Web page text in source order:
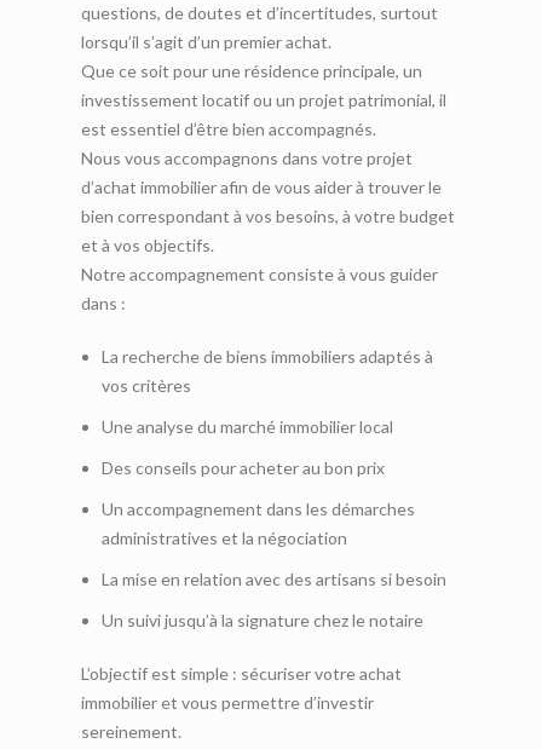
questions, de doutes et d’incertitudes, surtout
lorsqu’il s’agit d’un premier achat.
Que ce soit pour une résidence principale, un
investissement locatif ou un projet patrimonial, il
est essentiel d’être bien accompagnés.
Nous vous accompagnons dans votre projet
d’achat immobilier afin de vous aider à trouver le
bien correspondant à vos besoins, à votre budget
et à vos objectifs.
Notre accompagnement consiste à vous guider
dans :
La recherche de biens immobiliers adaptés à
vos critères
Une analyse du marché immobilier local
Des conseils pour acheter au bon prix
Un accompagnement dans les démarches
administratives et la négociation
La mise en relation avec des artisans si besoin
Un suivi jusqu’à la signature chez le notaire
L’objectif est simple : sécuriser votre achat
immobilier et vous permettre d’investir
sereinement.